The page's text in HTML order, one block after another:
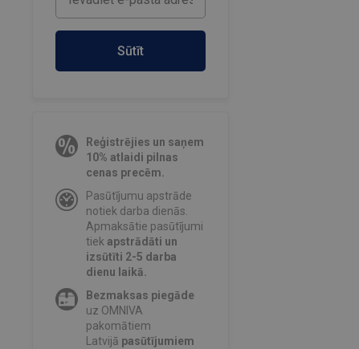
Sūtīt
Reģistrējies un saņem
10% atlaidi pilnas
cenas precēm.
Pasūtījumu apstrāde
notiek darba dienās.
Apmaksātie pasūtījumi
tiekapstrādāti un
izsūtīti 2-5 darba
dienu laikā.
Bezmaksas piegāde
uz OMNIVA
pakomātiem
Latvijā pasūtījumiem